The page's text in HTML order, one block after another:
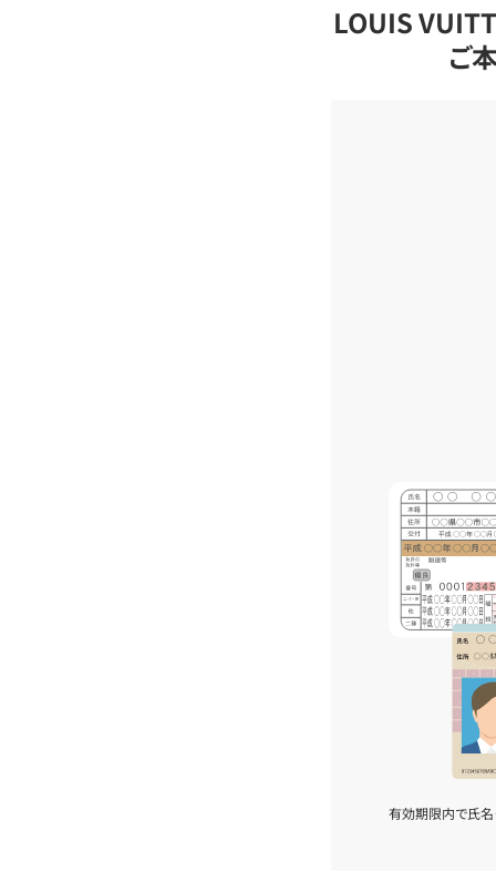
LOUIS
ご
有効期限内で氏名